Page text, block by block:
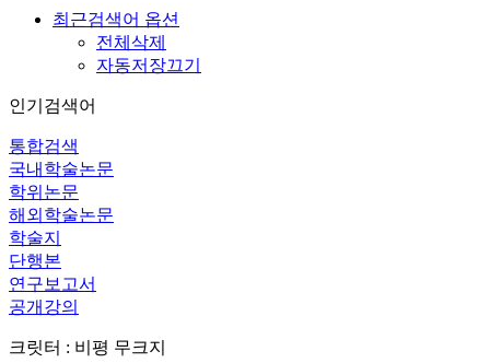
최근검색어 옵션
전체삭제
자동저장끄기
인기검색어
통합검색
국내학술논문
학위논문
해외학술논문
학술지
단행본
연구보고서
공개강의
크릿터 : 비평 무크지